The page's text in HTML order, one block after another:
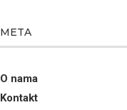
META
O nama
Kontakt